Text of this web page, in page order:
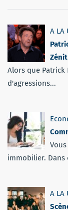
A LA
Alors que
d'agressions...
immobilier. Dans
A LA